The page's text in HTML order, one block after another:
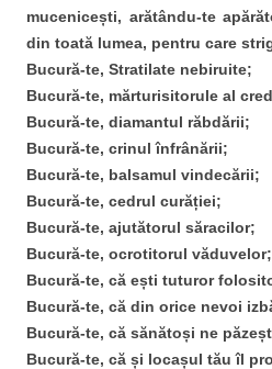
mucenicești, arătându-te
din toată lumea, pentru care
Bucură-te, Stratilate nebiruite;
Bucură-te, mărturisitorule al
Bucură-te, diamantul răbdării;
Bucură-te, crinul înfrânării;
Bucură-te, balsamul vindecării;
Bucură-te, cedrul curăției;
Bucură-te, ajutătorul săracilor;
Bucură-te, ocrotitorul văduvelor;
Bucură-te, că ești tuturor
Bucură-te, că din orice nevoi
Bucură-te, că sănătoși ne
Bucură-te, că și locașul tău îl